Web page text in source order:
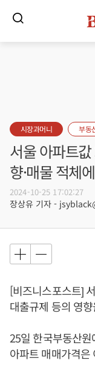
시장과머니 부동
서울 아파트
향·매물 적체
2024-10-25 17:02:27
장상유 기자 -
[비즈니스포스트]
대출규제 등의 영
25일 한국부동산
아파트 매매가격